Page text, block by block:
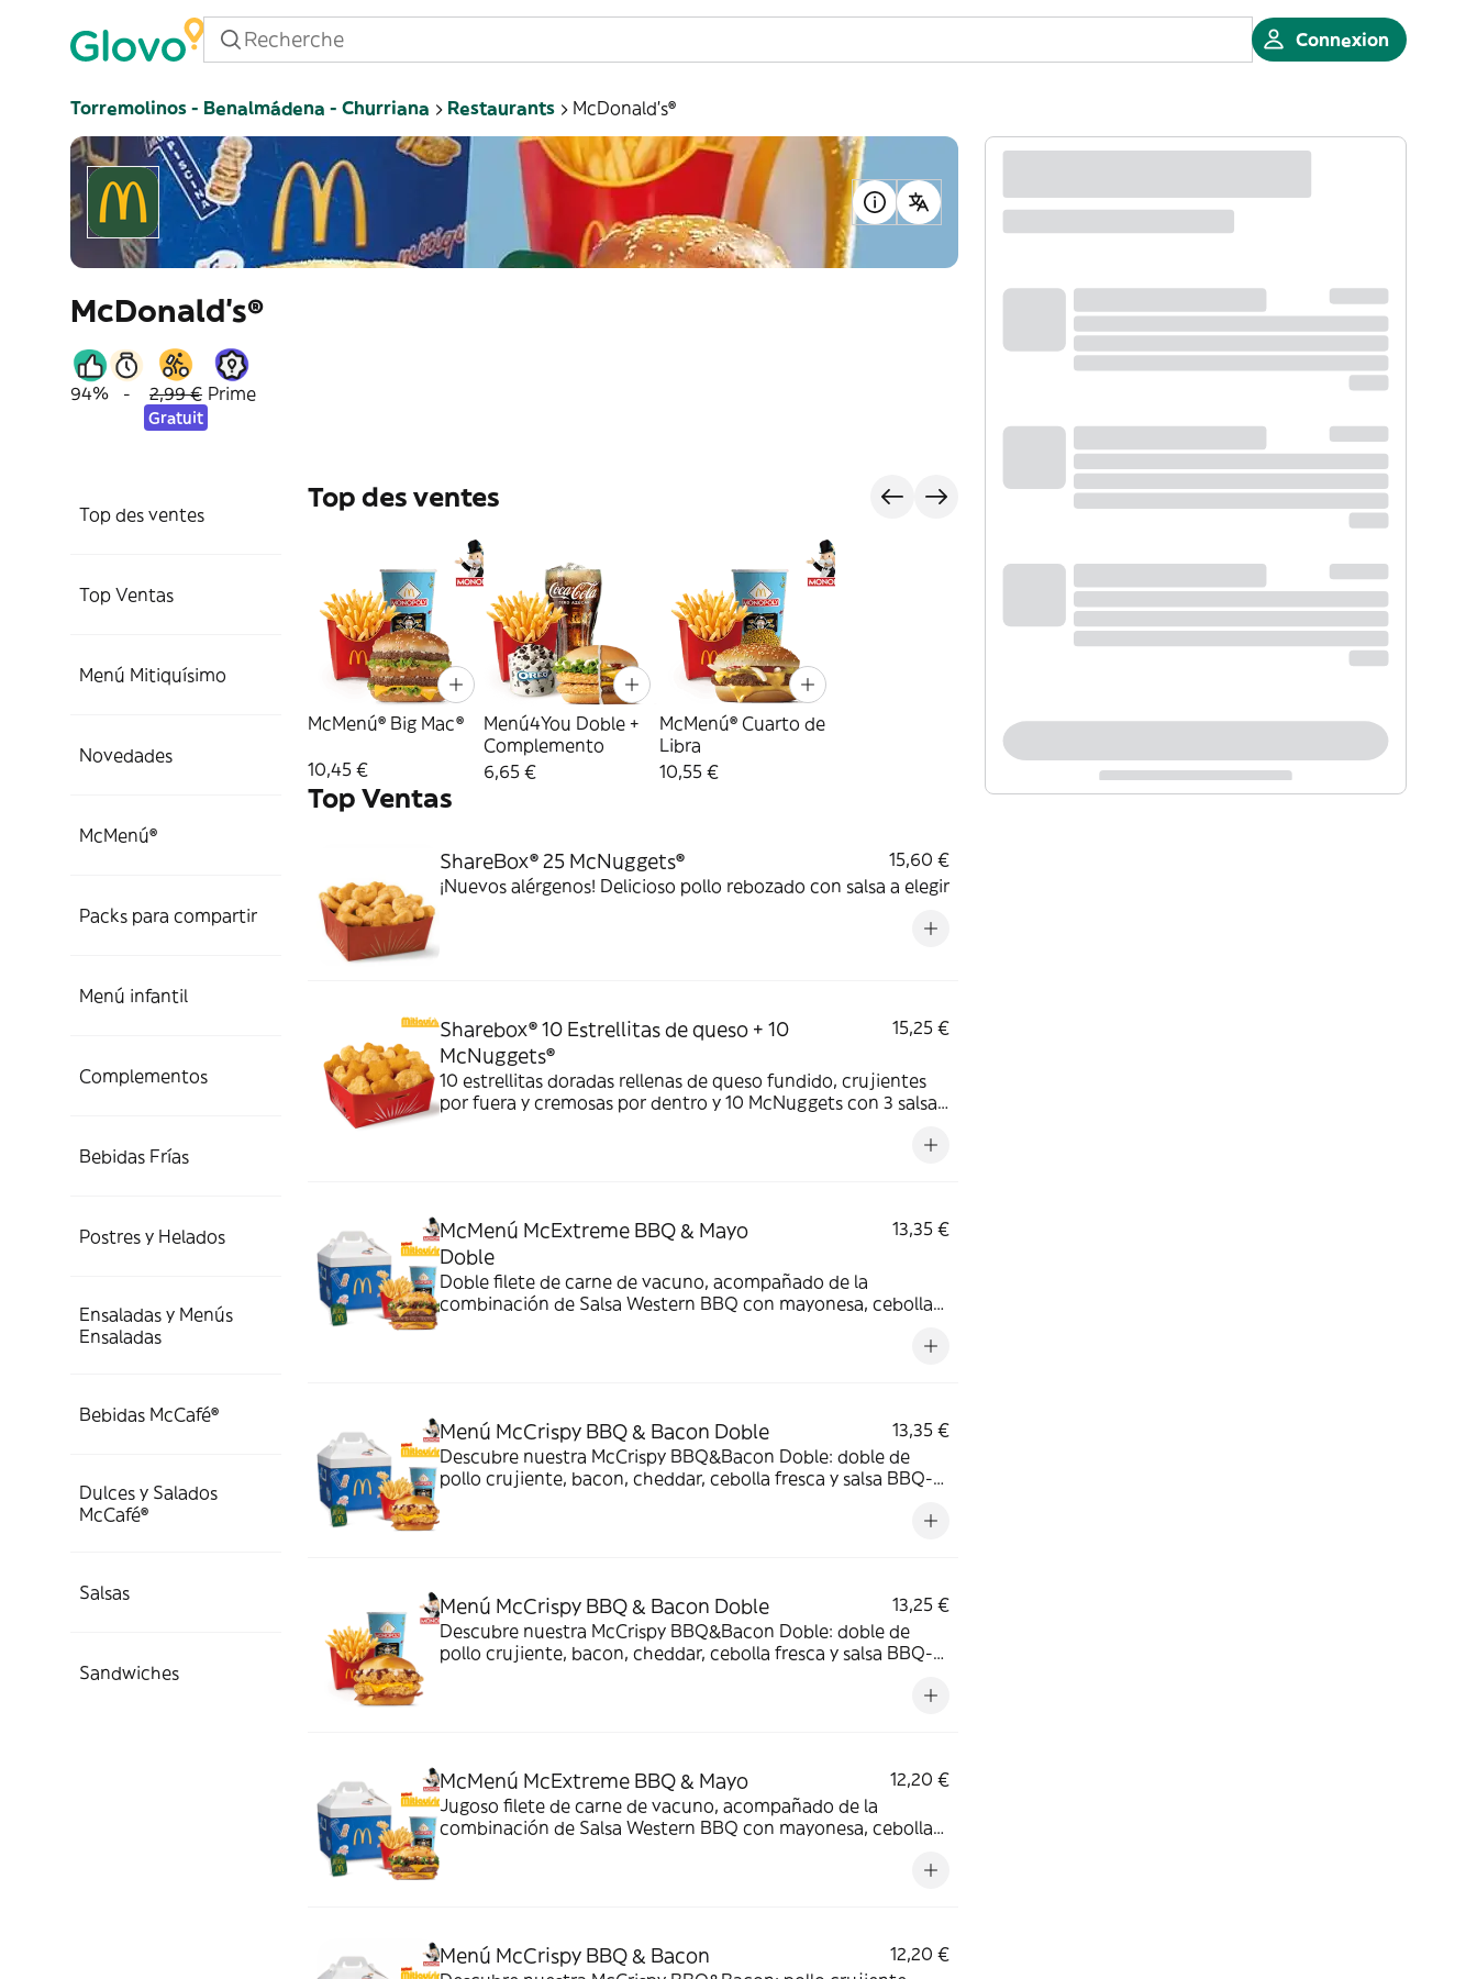
Connexion
Torremolinos - Benalmádena - Churriana Restaurants McDonald's®
McDonald's®
94% - 2,99 €
Gratuit
Prime
Top des ventes
Top Ventas
Menú Mitiquísimo
Novedades
McMenú®
Packs para compartir
Menú infantil
Complementos
Bebidas Frías
Postres y Helados
Ensaladas y Menús
Ensaladas
Bebidas McCafé®
Dulces y Salados
McCafé®
Salsas
Sandwiches
Top des ventes
McMenú® Big Mac®
10,45 €
Menú4You Doble +
Complemento
6,65 €
McMenú® Cuarto de
Libra
10,55 €
Top Ventas
ShareBox® 25 McNuggets®
15,60 €
¡Nuevos alérgenos! Delicioso pollo rebozado con salsa a elegir
Sharebox® 10 Estrellitas de queso + 10
McNuggets®
15,25 €
10 estrellitas doradas rellenas de queso fundido, crujientes
por fuera y cremosas por dentro y 10 McNuggets con 3 salsas
McMenú McExtreme BBQ & Mayo
Doble
13,35 €
Doble filete de carne de vacuno, acompañado de la
combinación de Salsa Western BBQ con mayonesa, cebolla
todo ello envuelto en un irresistible pan con bites de bacon.
Menú McCrispy BBQ & Bacon Doble
13,35 €
Descubre nuestra McCrispy BBQ&Bacon Doble: doble de
pollo crujiente, bacon, cheddar, cebolla fresca y salsa BBQ-
Menú McCrispy BBQ & Bacon Doble
13,25 €
Descubre nuestra McCrispy BBQ&Bacon Doble: doble de
pollo crujiente, bacon, cheddar, cebolla fresca y salsa BBQ-
McMenú McExtreme BBQ & Mayo
12,20 €
Jugoso filete de carne de vacuno, acompañado de la
combinación de Salsa Western BBQ con mayonesa, cebolla
todo ello envuelto en un irresistible pan con bites de bacon.
Menú McCrispy BBQ & Bacon
12,20 €